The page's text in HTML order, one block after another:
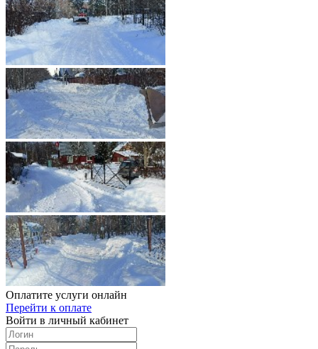
Оплатите услуги онлайн
Перейти к оплате
Войти в личный кабинет